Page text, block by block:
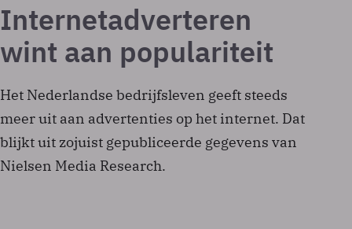
Internetadverteren
wint aan populariteit
Het Nederlandse bedrijfsleven geeft steeds
meer uit aan advertenties op het internet. Dat
blijkt uit zojuist gepubliceerde gegevens van
Nielsen Media Research.